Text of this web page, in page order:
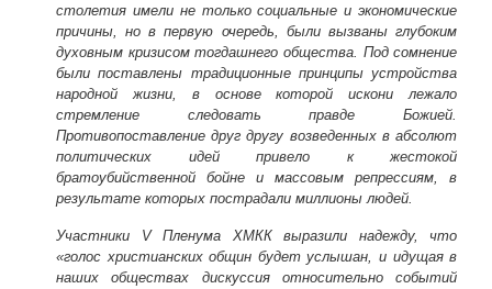
столетия имели не только социальные и экономические
причины, но в первую очередь, были вызваны глубоким
духовным кризисом тогдашнего общества. Под сомнение
были поставлены традиционные принципы устройства
народной жизни, в основе которой искони лежало
стремление следовать правде Божией.
Противопоставление друг другу возведенных в абсолют
политических идей привело к жестокой
братоубийственной бойне и массовым репрессиям, в
результате которых пострадали миллионы людей.
Участники V Пленума ХМКК выразили надежду, что
«голос христианских общин будет услышан, и идущая в
наших обществах дискуссия относительно событий